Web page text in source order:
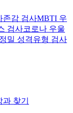
존감 검사MBTI 우
검사코로나 우울
정밀 성격유형 검사
찾기